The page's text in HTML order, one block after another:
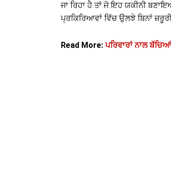
ਜਾ ਰਿਹਾ ਹੈ ਤਾਂ ਜੋ ਇਹ ਯਕੀਨੀ
ਪ੍ਰਕਿਰਿਆਵਾਂ ਵਿੱਚ ਉਲਝੇ ਬਿਨਾਂ
Read More:ਪਰਿਵਾਰਾਂ ਨਾਲ